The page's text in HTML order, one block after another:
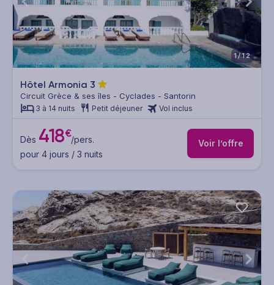
1/12
Hôtel Armonia 3
Circuit Grèce & ses îles - Cyclades - Santorin
3 à 14 nuits Petit déjeuner Vol inclus
Dès 418€/pers.
pour 4 jours / 3 nuits
Voir l’offre